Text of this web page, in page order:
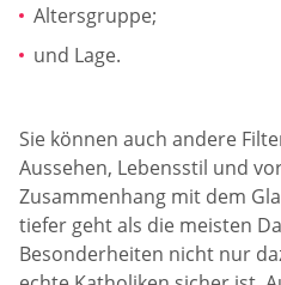
Altersgruppe;
und Lage.
Sie können auch andere
Aussehen, Lebensstil und
Zusammenhang mit dem
tiefer geht als die meisten
Besonderheiten nicht nur